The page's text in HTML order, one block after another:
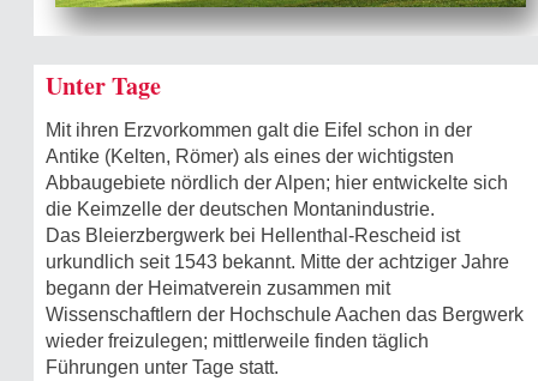
Unter Tage
Mit ihren Erzvorkommen galt die Eifel schon in der
Antike (Kelten, Römer) als eines der wichtigsten
Abbaugebiete nördlich der Alpen; hier entwickelte sich
die Keimzelle der deutschen Montanindustrie.
Das Bleierzbergwerk bei Hellenthal-Rescheid ist
urkundlich seit 1543 bekannt. Mitte der achtziger Jahre
begann der Heimatverein zusammen mit
Wissenschaftlern der Hochschule Aachen das Bergwerk
wieder freizulegen; mittlerweile finden täglich
Führungen unter Tage statt.